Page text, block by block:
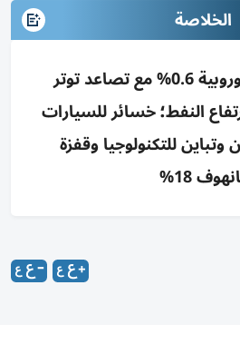
الخلاصة
تراجع الأسهم الأوروبية 0.6% مع تصاعد توتر
النفط؛ خسائر للسيارات
وتباين للتكنولوجيا وقفزة
18%